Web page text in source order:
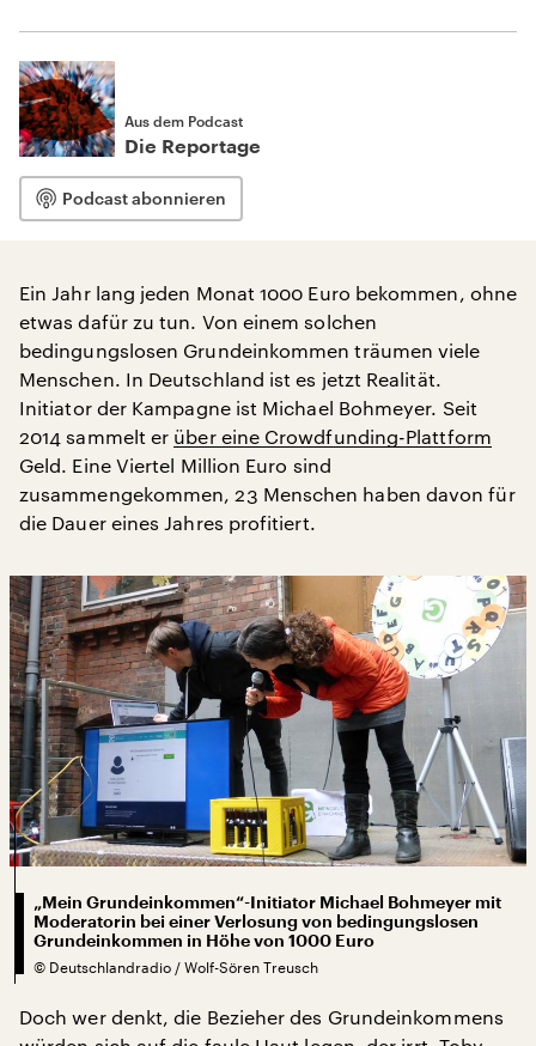
Aus dem Podcast
Die Reportage
Podcast abonnieren
Ein Jahr lang jeden Monat 1000 Euro bekommen, ohne
etwas dafür zu tun. Von einem solchen
bedingungslosen Grundeinkommen träumen viele
Menschen. In Deutschland ist es jetzt Realität.
Initiator der Kampagne ist Michael Bohmeyer. Seit
2014 sammelt er über eine Crowdfunding-Plattform
Geld. Eine Viertel Million Euro sind
zusammengekommen, 23 Menschen haben davon für
die Dauer eines Jahres profitiert.
„Mein Grundeinkommen“-Initiator Michael Bohmeyer mit
Moderatorin bei einer Verlosung von bedingungslosen
Grundeinkommen in Höhe von 1000 Euro
© Deutschlandradio / Wolf-Sören Treusch
Doch wer denkt, die Bezieher des Grundeinkommens